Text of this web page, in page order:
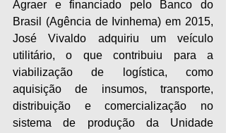
Agraer e financiado pelo Banco do
Brasil (Agência de Ivinhema) em 2015,
José Vivaldo adquiriu um veículo
utilitário, o que contribuiu para a
viabilização de logística, como
aquisição de insumos, transporte,
distribuição e comercialização no
sistema de produção da Unidade